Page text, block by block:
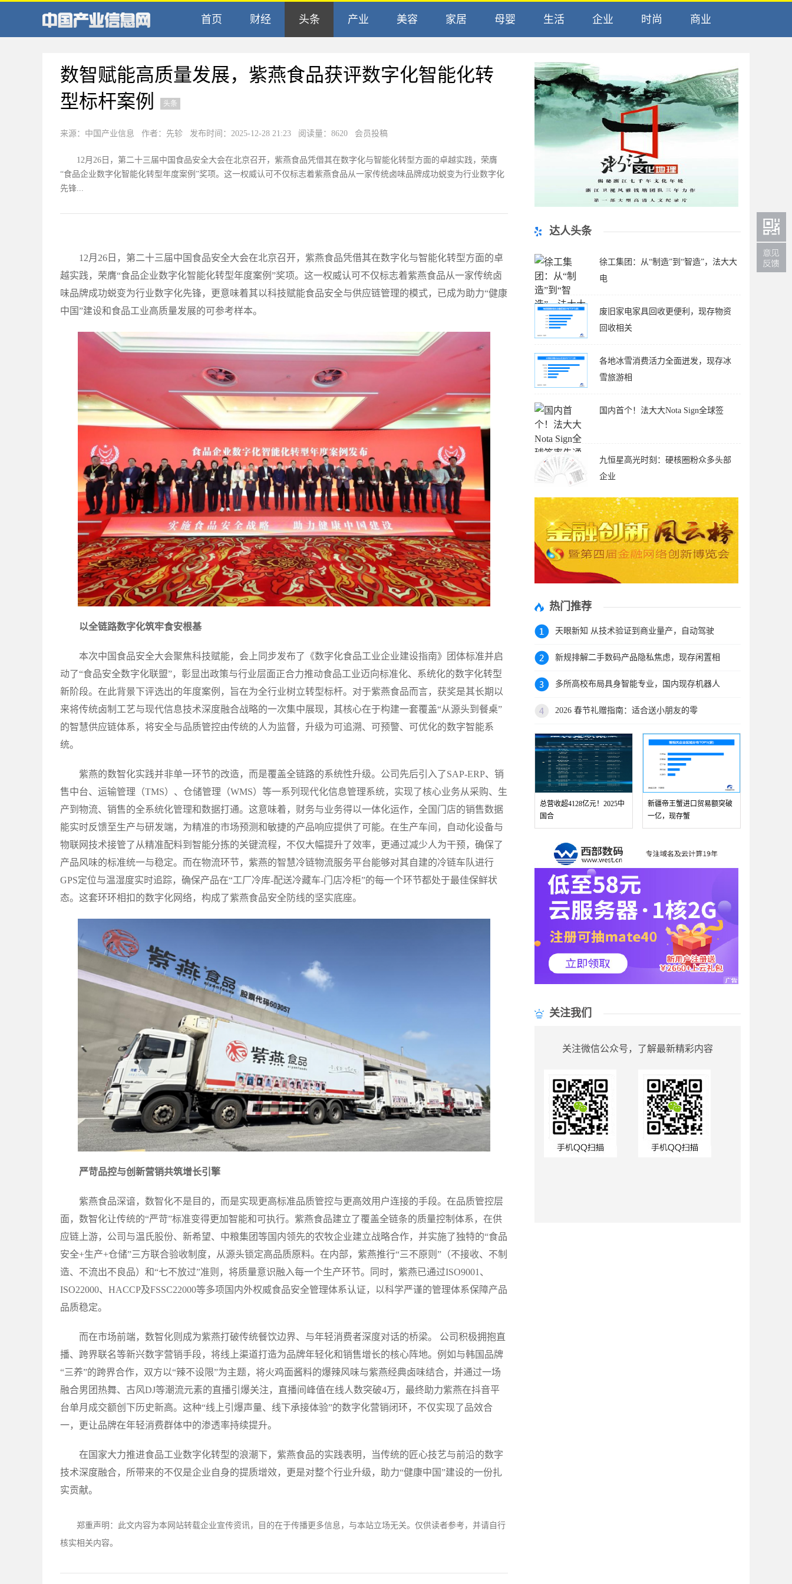
首页 财经 头条 产业 美容 家居 母婴 生活 企业 时尚 商业
数智赋能高质量发展，紫燕食品获评数字化智能化转
型标杆案例
头条
来源：中国产业信息 作者：先轸 发布时间：2025-12-28 21:23 阅读量：8620 会员投稿
12月26日，第二十三届中国食品安全大会在北京召开，紫燕食品凭借其在数字化与智能化转型方面的卓越实践，荣膺
“食品企业数字化智能化转型年度案例”奖项。这一权威认可不仅标志着紫燕食品从一家传统卤味品牌成功蜕变为行业数字化
先锋...
12月26日，第二十三届中国食品安全大会在北京召开，紫燕食品凭借其在数字化与智能化转型方面的卓
越实践，荣膺“食品企业数字化智能化转型年度案例”奖项。这一权威认可不仅标志着紫燕食品从一家传统卤
味品牌成功蜕变为行业数字化先锋，更意味着其以科技赋能食品安全与供应链管理的模式，已成为助力“健康
中国”建设和食品工业高质量发展的可参考样本。
以全链路数字化筑牢食安根基
本次中国食品安全大会聚焦科技赋能，会上同步发布了《数字化食品工业企业建设指南》团体标准并启
动了“食品安全数字化联盟”，彰显出政策与行业层面正合力推动食品工业迈向标准化、系统化的数字化转型
新阶段。在此背景下评选出的年度案例，旨在为全行业树立转型标杆。对于紫燕食品而言，获奖是其长期以
来将传统卤制工艺与现代信息技术深度融合战略的一次集中展现，其核心在于构建一套覆盖“从源头到餐桌”
的智慧供应链体系，将安全与品质管控由传统的人为监督，升级为可追溯、可预警、可优化的数字智能系
统。
紫燕的数智化实践并非单一环节的改造，而是覆盖全链路的系统性升级。公司先后引入了SAP-ERP、销
售中台、运输管理（TMS）、仓储管理（WMS）等一系列现代化信息管理系统，实现了核心业务从采购、生
产到物流、销售的全系统化管理和数据打通。这意味着，财务与业务得以一体化运作，全国门店的销售数据
能实时反馈至生产与研发端，为精准的市场预测和敏捷的产品响应提供了可能。在生产车间，自动化设备与
物联网技术接管了从精准配料到智能分拣的关键流程，不仅大幅提升了效率，更通过减少人为干预，确保了
产品风味的标准统一与稳定。而在物流环节，紫燕的智慧冷链物流服务平台能够对其自建的冷链车队进行
GPS定位与温湿度实时追踪，确保产品在“工厂冷库-配送冷藏车-门店冷柜”的每一个环节都处于最佳保鲜状
态。这套环环相扣的数字化网络，构成了紫燕食品安全防线的坚实底座。
严苛品控与创新营销共筑增长引擎
紫燕食品深谙，数智化不是目的，而是实现更高标准品质管控与更高效用户连接的手段。在品质管控层
面，数智化让传统的“严苛”标准变得更加智能和可执行。紫燕食品建立了覆盖全链条的质量控制体系，在供
应链上游，公司与温氏股份、新希望、中粮集团等国内领先的农牧企业建立战略合作，并实施了独特的“食品
安全+生产+仓储”三方联合验收制度，从源头锁定高品质原料。在内部，紫燕推行“三不原则”（不接收、不制
造、不流出不良品）和“七不放过”准则，将质量意识融入每一个生产环节。同时，紫燕已通过ISO9001、
ISO22000、HACCP及FSSC22000等多项国内外权威食品安全管理体系认证，以科学严谨的管理体系保障产品
品质稳定。
而在市场前端，数智化则成为紫燕打破传统餐饮边界、与年轻消费者深度对话的桥梁。 公司积极拥抱直
播、跨界联名等新兴数字营销手段，将线上渠道打造为品牌年轻化和销售增长的核心阵地。例如与韩国品牌
“三养”的跨界合作，双方以“辣不设限”为主题，将火鸡面酱料的爆辣风味与紫燕经典卤味结合，并通过一场
融合男团热舞、古风DJ等潮流元素的直播引爆关注，直播间峰值在线人数突破4万，最终助力紫燕在抖音平
台单月成交额创下历史新高。这种“线上引爆声量、线下承接体验”的数字化营销闭环，不仅实现了品效合
一，更让品牌在年轻消费群体中的渗透率持续提升。
在国家大力推进食品工业数字化转型的浪潮下，紫燕食品的实践表明，当传统的匠心技艺与前沿的数字
技术深度融合，所带来的不仅是企业自身的提质增效，更是对整个行业升级，助力“健康中国”建设的一份扎
实贡献。
郑重声明：此文内容为本网站转载企业宣传资讯，目的在于传播更多信息，与本站立场无关。仅供读者参考，并请自行
核实相关内容。
达人头条
徐工集团：从“制造”到“智造”，法大大
电
废旧家电家具回收更便利，现存物资
回收相关
各地冰雪消费活力全面迸发，现存冰
雪旅游相
国内首个！法大大Nota Sign全球签
九恒星高光时刻：硬核圈粉众多头部
企业
热门推荐
天眼新知 从技术验证到商业量产，自动驾驶
新规排解二手数码产品隐私焦虑，现存闲置相
多所高校布局具身智能专业，国内现存机器人
2026 春节礼赠指南：适合送小朋友的零
总营收超4128亿元！2025中
国合
新疆帝王蟹进口贸易额突破
一亿，现存蟹
关注我们
关注微信公众号，了解最新精彩内容